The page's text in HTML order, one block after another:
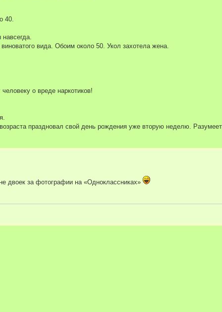
40.
вида. Обоим около 50. Укол захотела жена.
о вреде наркотиков!
праздновал свой день рождения уже вторую неделю.
двоек за фотографии на «Одноклассниках»